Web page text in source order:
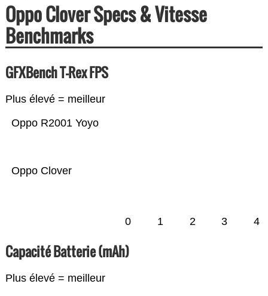
Oppo Clover Specs & Vitesse
Benchmarks
GFXBench T-Rex FPS
Plus élevé = meilleur
Oppo Clover
Oppo R2001 Yoyo
0 1 2 3 4
Capacité Batterie (mAh)
Plus élevé = meilleur